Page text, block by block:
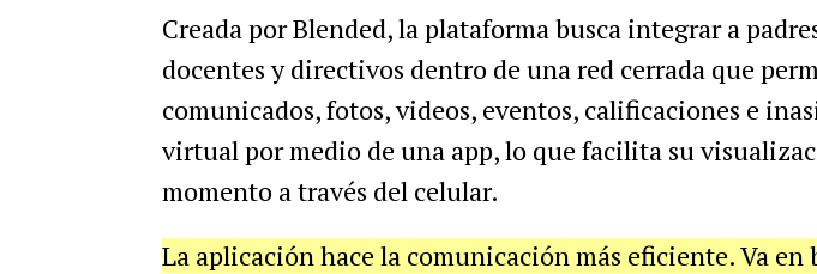
Creada por Blended, la plataforma busca integrar a
docentes y directivos dentro de una red cerrada que
comunicados, fotos, videos, eventos, calificaciones e
virtual por medio de una app, lo que facilita su
momento a través del celular.
La aplicación hace la comunicación más eficiente. Va en